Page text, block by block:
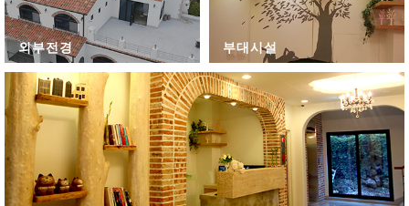
외부전경 부대시설